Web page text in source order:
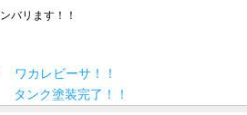
バリます！！
ワカレビーサ！！
タンク塗装完了！！